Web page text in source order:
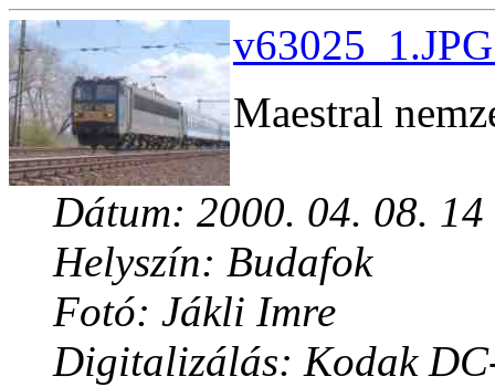
Maestral
Dátum: 2000. 04. 08.
Helyszín: Budafok
Fotó: Jákli Imre
Digitalizálás: Kodak